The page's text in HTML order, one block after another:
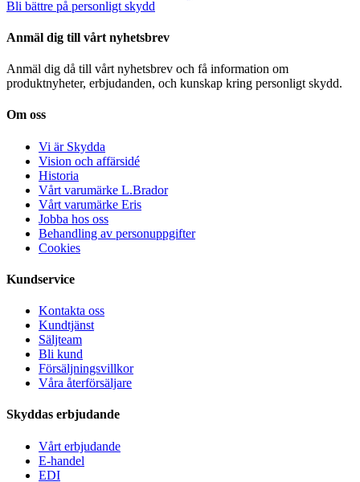
Bli bättre på personligt skydd
Anmäl dig till vårt nyhetsbrev
Anmäl dig då till vårt nyhetsbrev och få information om
produktnyheter, erbjudanden, och kunskap kring personligt skydd.
Om oss
Vi är Skydda
Vision och affärsidé
Historia
Vårt varumärke L.Brador
Vårt varumärke Eris
Jobba hos oss
Behandling av personuppgifter
Cookies
Kundservice
Kontakta oss
Kundtjänst
Säljteam
Bli kund
Försäljningsvillkor
Våra återförsäljare
Skyddas erbjudande
Vårt erbjudande
E-handel
EDI